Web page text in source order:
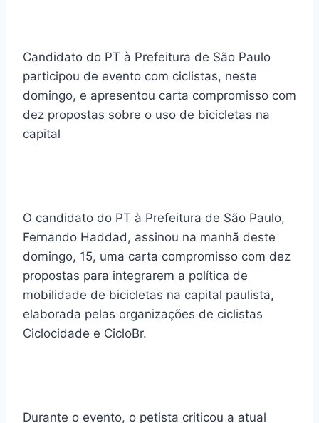
Candidato do PT à Prefeitura de São Paulo
participou de evento com ciclistas, neste
domingo, e apresentou carta compromisso com
dez propostas sobre o uso de bicicletas na
capital
O candidato do PT à Prefeitura de São Paulo,
Fernando Haddad, assinou na manhã deste
domingo, 15, uma carta compromisso com dez
propostas para integrarem a política de
mobilidade de bicicletas na capital paulista,
elaborada pelas organizações de ciclistas
Ciclocidade e CicloBr.
Durante o evento, o petista criticou a atual